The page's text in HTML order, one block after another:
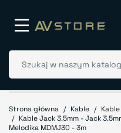
Strona główna Kable
Kable Jack 3.5mm - Jack
Melodika MDMJ30 - 3m